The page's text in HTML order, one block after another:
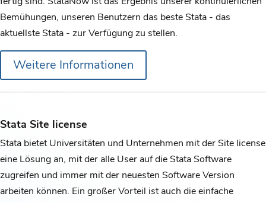
Bemühungen, unseren Benutzern das beste Stata - das
aktuellste Stata - zur Verfügung zu stellen.
Weitere Informationen
Stata Site license
Stata bietet Universitäten und Unternehmen mit der Site license
eine Lösung an, mit der alle User auf die Stata Software
zugreifen und immer mit der neuesten Software Version
arbeiten können. Ein großer Vorteil ist auch die einfache